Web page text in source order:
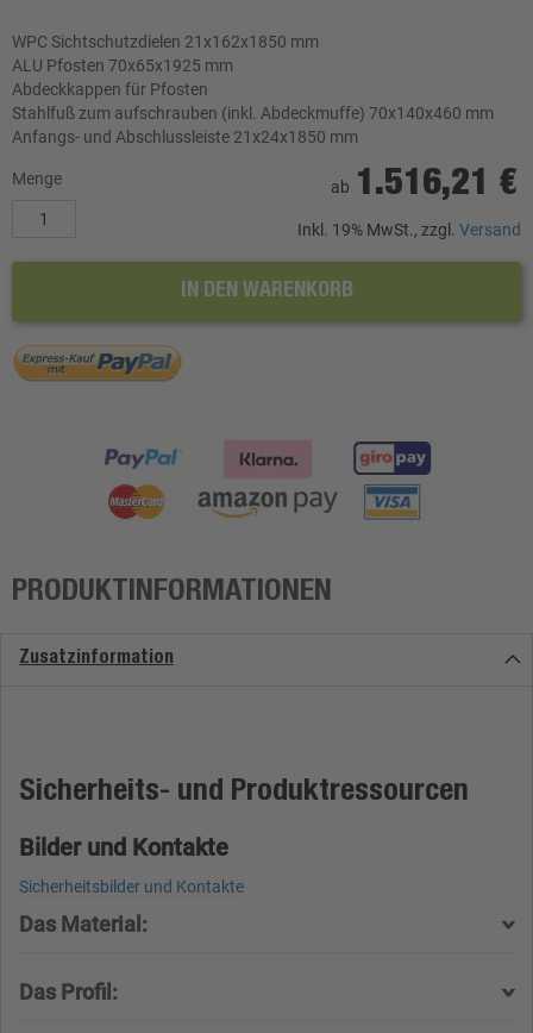
WPC Sichtschutzdielen 21x162x1850 mm
ALU Pfosten 70x65x1925 mm
Abdeckkappen für Pfosten
Stahlfuß zum aufschrauben (inkl. Abdeckmuffe) 70x140x460 mm
Anfangs- und Abschlussleiste 21x24x1850 mm
ab 1.516,21 €
Inkl. 19% MwSt., zzgl. Versand
Menge
IN DEN WARENKORB
PRODUKTINFORMATIONEN
Zusatzinformation
Sicherheits- und Produktressourcen
Bilder und Kontakte
Sicherheitsbilder und Kontakte
Das Material:
Das Profil: